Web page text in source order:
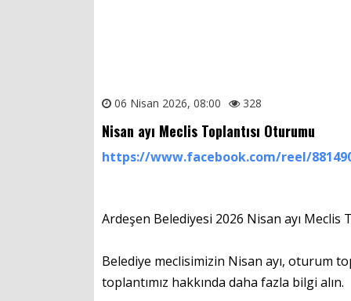
06 Nisan 2026, 08:00 328
Nisan ayı Meclis Toplantısı Oturumu
https://www.facebook.com/reel/
Ardeşen Belediyesi 2026 Nisan ayı Meclis
Belediye meclisimizin Nisan ayı, oturum
toplantımız hakkında daha fazla bilgi alın.